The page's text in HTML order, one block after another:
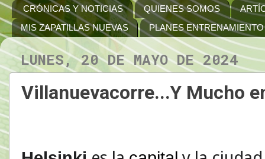
CRÓNICAS Y NOTICIAS QUIENES SOMOS
MIS ZAPATILLAS NUEVAS
PLANES ENTRENAMIENTO
LUNES, 20 DE MAYO DE 2024
Villanuevacorre...Y Mucho